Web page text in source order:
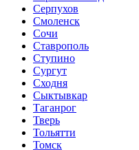
Серпухов
Смоленск
Сочи
Ставрополь
Ступино
Сургут
Сходня
Сыктывкар
Таганрог
Тверь
Тольятти
Томск